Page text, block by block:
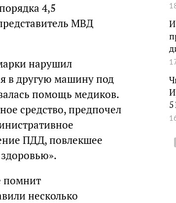
4,5
МВД
нарушил
в другую машину под
помощь медиков.
средство, предпочел
ПДД, повлекшее
помнит
несколько